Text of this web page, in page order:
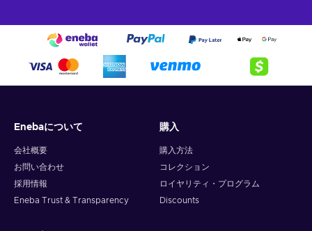
Enebaについて
会社概要
お問い合わせ
採用情報
Eneba Trust & Transparency
購入
購入方法
コレクション
ロイヤリティ・プログラム
Discounts